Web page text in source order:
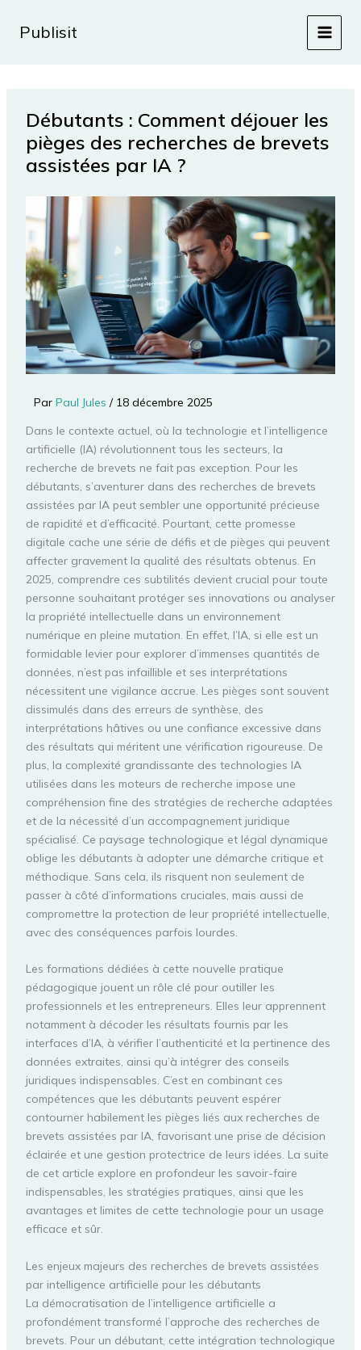
Publisit
Débutants : Comment déjouer les
pièges des recherches de brevets
assistées par IA ?
Par Paul Jules / 18 décembre 2025
Dans le contexte actuel, où la technologie et l’intelligence
artificielle (IA) révolutionnent tous les secteurs, la
recherche de brevets ne fait pas exception. Pour les
débutants, s’aventurer dans des recherches de brevets
assistées par IA peut sembler une opportunité précieuse
de rapidité et d’efficacité. Pourtant, cette promesse
digitale cache une série de défis et de pièges qui peuvent
affecter gravement la qualité des résultats obtenus. En
2025, comprendre ces subtilités devient crucial pour toute
personne souhaitant protéger ses innovations ou analyser
la propriété intellectuelle dans un environnement
numérique en pleine mutation. En effet, l’IA, si elle est un
formidable levier pour explorer d’immenses quantités de
données, n’est pas infaillible et ses interprétations
nécessitent une vigilance accrue. Les pièges sont souvent
dissimulés dans des erreurs de synthèse, des
interprétations hâtives ou une confiance excessive dans
des résultats qui méritent une vérification rigoureuse. De
plus, la complexité grandissante des technologies IA
utilisées dans les moteurs de recherche impose une
compréhension fine des stratégies de recherche adaptées
et de la nécessité d’un accompagnement juridique
spécialisé. Ce paysage technologique et légal dynamique
oblige les débutants à adopter une démarche critique et
méthodique. Sans cela, ils risquent non seulement de
passer à côté d’informations cruciales, mais aussi de
compromettre la protection de leur propriété intellectuelle,
avec des conséquences parfois lourdes.
Les formations dédiées à cette nouvelle pratique
pédagogique jouent un rôle clé pour outiller les
professionnels et les entrepreneurs. Elles leur apprennent
notamment à décoder les résultats fournis par les
interfaces d’IA, à vérifier l’authenticité et la pertinence des
données extraites, ainsi qu’à intégrer des conseils
juridiques indispensables. C’est en combinant ces
compétences que les débutants peuvent espérer
contourner habilement les pièges liés aux recherches de
brevets assistées par IA, favorisant une prise de décision
éclairée et une gestion protectrice de leurs idées. La suite
de cet article explore en profondeur les savoir-faire
indispensables, les stratégies pratiques, ainsi que les
avantages et limites de cette technologie pour un usage
efficace et sûr.
Les enjeux majeurs des recherches de brevets assistées
par intelligence artificielle pour les débutants
La démocratisation de l’intelligence artificielle a
profondément transformé l’approche des recherches de
brevets. Pour un débutant, cette intégration technologique